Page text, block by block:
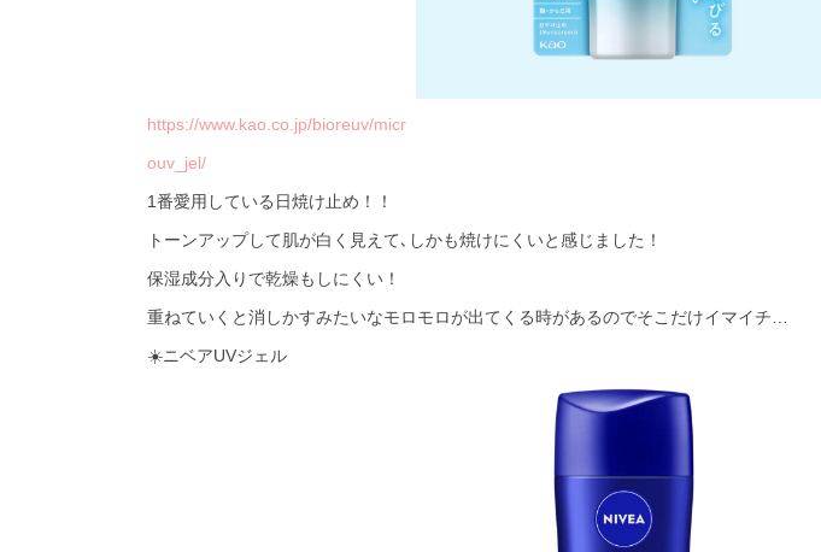
https://www.kao.co.jp/bioreuv/micr
ouv_jel/
1番愛用している日焼け止め！！
トーンアップして肌が白く見えて､しかも焼けにくいと感じました！
保湿成分入りで乾燥もしにくい！
重ねていくと消しかすみたいなモロモロが出てくる時があるのでそこだけイマイチ…
☀️ニベアUVジェル